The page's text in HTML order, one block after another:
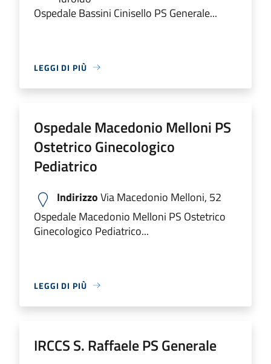
Ospedale Bassini Cinisello PS Generale...
LEGGI DI PIÙ
Ospedale Macedonio Melloni PS
Ostetrico Ginecologico
Pediatrico
IndirizzoVia Macedonio Melloni, 52
Ospedale Macedonio Melloni PS Ostetrico
Ginecologico Pediatrico...
LEGGI DI PIÙ
IRCCS S. Raffaele PS Generale